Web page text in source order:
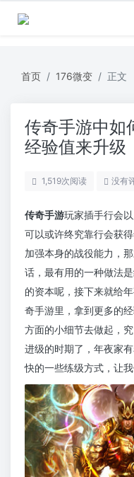
首页 176微变 正文
传奇手游中如
经验值来升级
1,519次阅读 没有
传奇手游玩家插手行会
可以或许终究靠行会获
加强本身的战役能力，
话，最有用的一种做法
的资本呢，接下来就给
奇手游里，拿到更多的
方面的小细节去做起，
进级的时期了，年夜家
快的一些练级方式，让我